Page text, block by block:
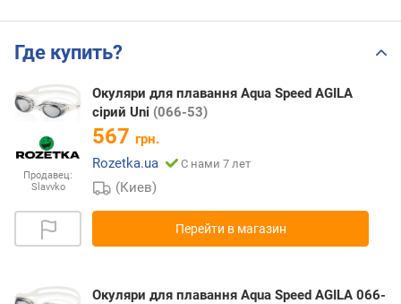
Где купить?
Продавец:
Slavvko
Окуляри для плавання Aqua Speed AGILA
сірий Uni (066-53)
567 грн.
Rozetka.ua
С нами 7 лет
(Киев)
Перейти в магазин
Окуляри для плавання Aqua Speed AGILA 066-